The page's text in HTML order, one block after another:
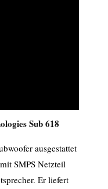
Sub 618
ausgestattet
SMPS Netzteil
Er liefert